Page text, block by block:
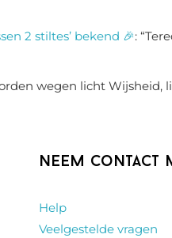
2 stiltes’ bekend 🎉: “
wegen licht Wijsheid,
Neem contact
Help
Veelgestelde vragen